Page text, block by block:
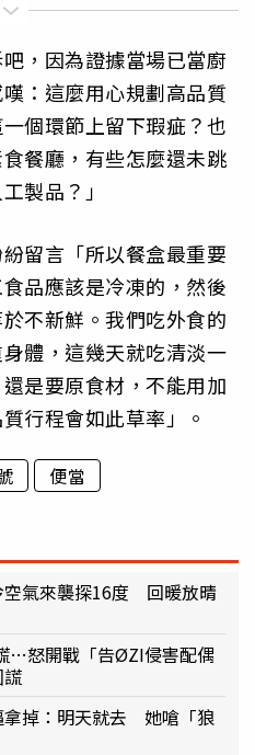
，因為證據當場已當廚
：這麼用心規劃高品質
個環節上留下瑕疵？也
餐廳，有些怎麼還未跳
製品？」
留言「所以餐盒最重要
品應該是冷凍的，然後
不新鮮。我們吃外食的
體，這幾天就吃清淡一
是要原食材，不能用加
行程會如此草率」。
便當
氣來襲探16度 回暖放晴
…怒開戰「告ØZI侵害配偶
掉：明天就去 她嗆「狼